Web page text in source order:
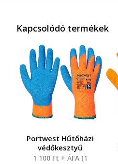
Kapcsolódó termékek
Portwest Hűtőházi
védőkesztyű
1 100 Ft + ÁFA (1